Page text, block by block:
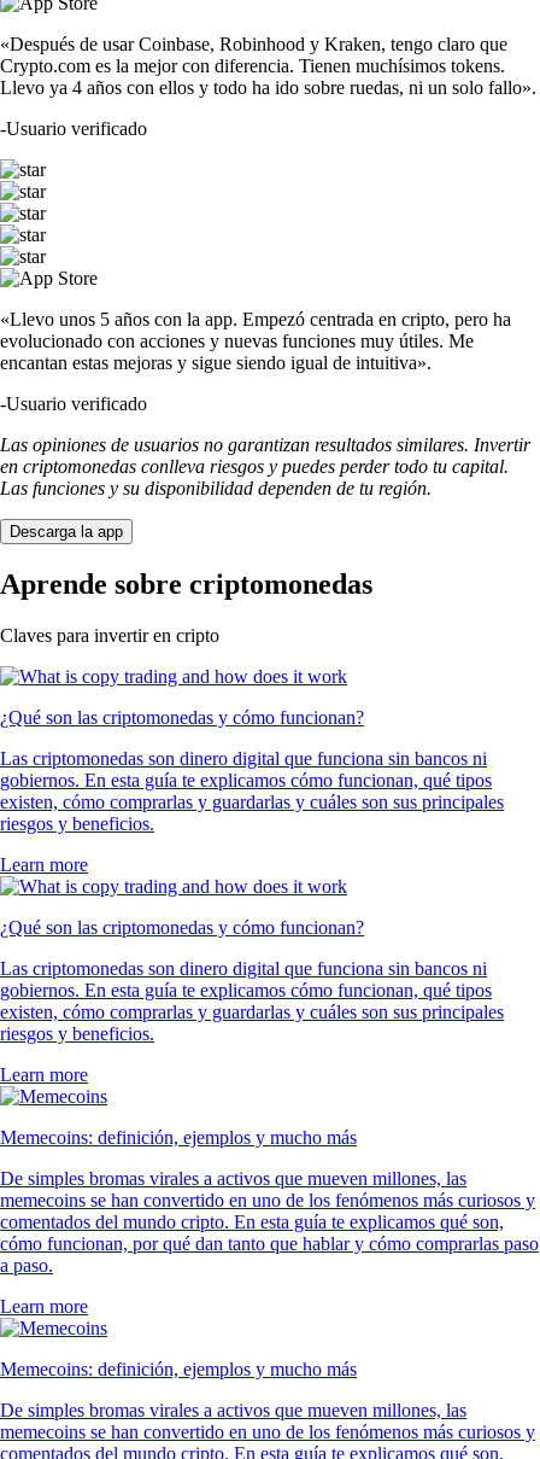
«Después de usar Coinbase, Robinhood y Kraken, tengo claro que
Crypto.com es la mejor con diferencia. Tienen muchísimos tokens.
Llevo ya 4 años con ellos y todo ha ido sobre ruedas, ni un solo fallo».
-Usuario verificado
«Llevo unos 5 años con la app. Empezó centrada en cripto, pero ha
evolucionado con acciones y nuevas funciones muy útiles. Me
encantan estas mejoras y sigue siendo igual de intuitiva».
-Usuario verificado
Las opiniones de usuarios no garantizan resultados similares. Invertir
en criptomonedas conlleva riesgos y puedes perder todo tu capital.
Las funciones y su disponibilidad dependen de tu región.
Descarga la app
Aprende sobre criptomonedas
Claves para invertir en cripto
¿Qué son las criptomonedas y cómo funcionan?
Las criptomonedas son dinero digital que funciona sin bancos ni
gobiernos. En esta guía te explicamos cómo funcionan, qué tipos
existen, cómo comprarlas y guardarlas y cuáles son sus principales
riesgos y beneficios.
Learn more
¿Qué son las criptomonedas y cómo funcionan?
Las criptomonedas son dinero digital que funciona sin bancos ni
gobiernos. En esta guía te explicamos cómo funcionan, qué tipos
existen, cómo comprarlas y guardarlas y cuáles son sus principales
riesgos y beneficios.
Learn more
Memecoins: definición, ejemplos y mucho más
De simples bromas virales a activos que mueven millones, las
memecoins se han convertido en uno de los fenómenos más curiosos y
comentados del mundo cripto. En esta guía te explicamos qué son,
cómo funcionan, por qué dan tanto que hablar y cómo comprarlas paso
a paso.
Learn more
Memecoins: definición, ejemplos y mucho más
De simples bromas virales a activos que mueven millones, las
memecoins se han convertido en uno de los fenómenos más curiosos y
comentados del mundo cripto. En esta guía te explicamos qué son,